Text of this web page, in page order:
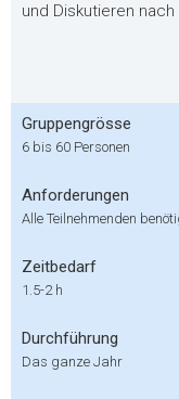
und Diskutieren
Gruppengrösse
6 bis 60 Personen
Anforderungen
Alle Teilnehmenden
Zeitbedarf
1.5-2 h
Durchführung
Das ganze Jahr